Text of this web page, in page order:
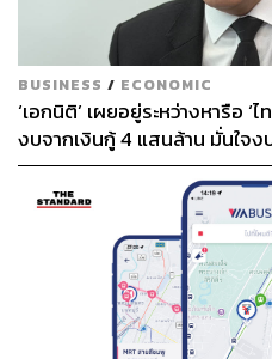
โครงการบึงประดิษฐ์วังตโน
ชุมชน ที่ WHA ส่งมอบให้ชุ
ผลกระทบเชิงบวกที่สำคัญไม่
บริหารจัดการน้ำจากในอุตส
ตัวอย่างที่เป็นรูปธรรมคือ โคร
ปลวกแดง ในจังหวัดระยองที่
อุตสาหกรรมของ WHA
บำบัดน้ำเสียถึงปีละ 146,000
BUSINESS / ECONOMIC
‘เอกนิติ’ เผยอยู่ระหว่างหารือ ‘
งบจากเงินกู้ 4 แสนล้าน มั่นใจง
เฟส 2 มีเพียงพอ